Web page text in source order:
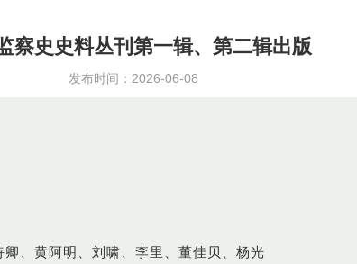
察史史料丛刊第一辑、第二辑出版
发布时间：2026-06-08
、黄阿明、刘啸、李里、董佳贝、杨光